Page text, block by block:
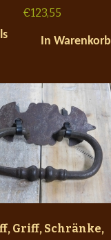
€123,55
In Warenkorb
Griff, Schränke,